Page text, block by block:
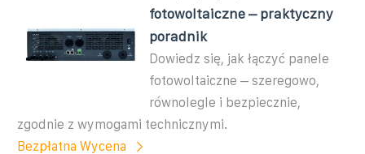
fotowoltaiczne – praktyczny
poradnik
Dowiedz się, jak łączyć panele
fotowoltaiczne – szeregowo,
równolegle i bezpiecznie,
zgodnie z wymogami technicznymi.
Bezpłatna Wycena